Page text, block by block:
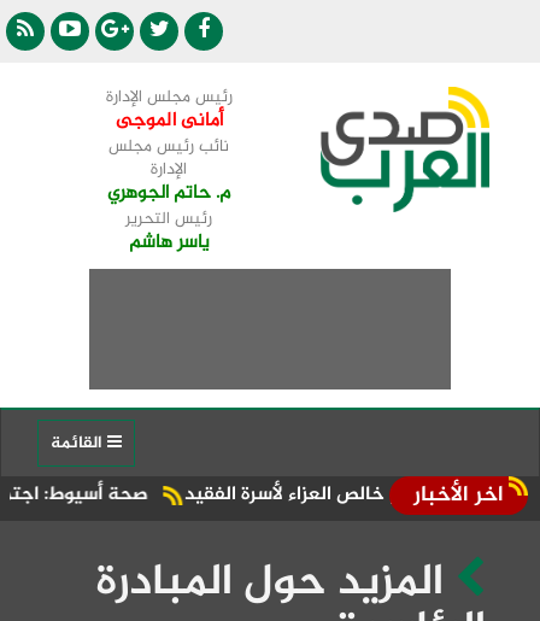
رئيس مجلس الإدارة
أمانى الموجى
نائب رئيس مجلس
الإدارة
م. حاتم الجوهري
رئيس التحرير
ياسر هاشم
اخر الأخبار صحة أسيوط: اجتماع موسع خالص العزاء لأسرة الفقيد
المزيد حول المبادرة